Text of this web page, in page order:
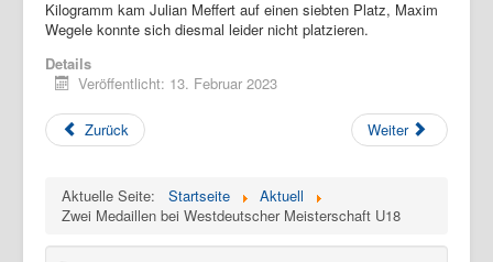
Kilogramm kam Julian Meffert auf einen siebten Platz, Maxim
Wegele konnte sich diesmal leider nicht platzieren.
Details
Veröffentlicht: 13. Februar 2023
Zurück Weiter
Aktuelle Seite: Startseite
Aktuell
Zwei Medaillen bei Westdeutscher Meisterschaft U18